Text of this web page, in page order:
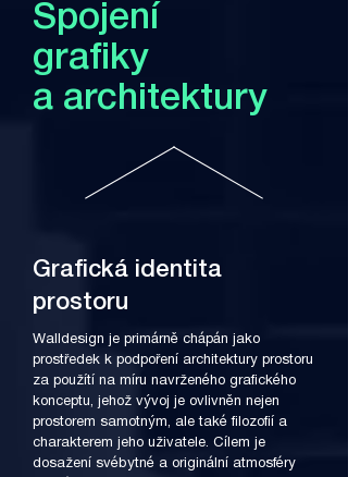
Spojení
grafiky
a architektury
Grafická identita
prostoru
Walldesign je primárně chápán jako
prostředek k podpoření architektury prostoru
za použítí na míru navrženého grafického
konceptu, jehož vývoj je ovlivněn nejen
prostorem samotným, ale také filozofií a
charakterem jeho uživatele. Cílem je
dosažení svébytné a originální atmosféry